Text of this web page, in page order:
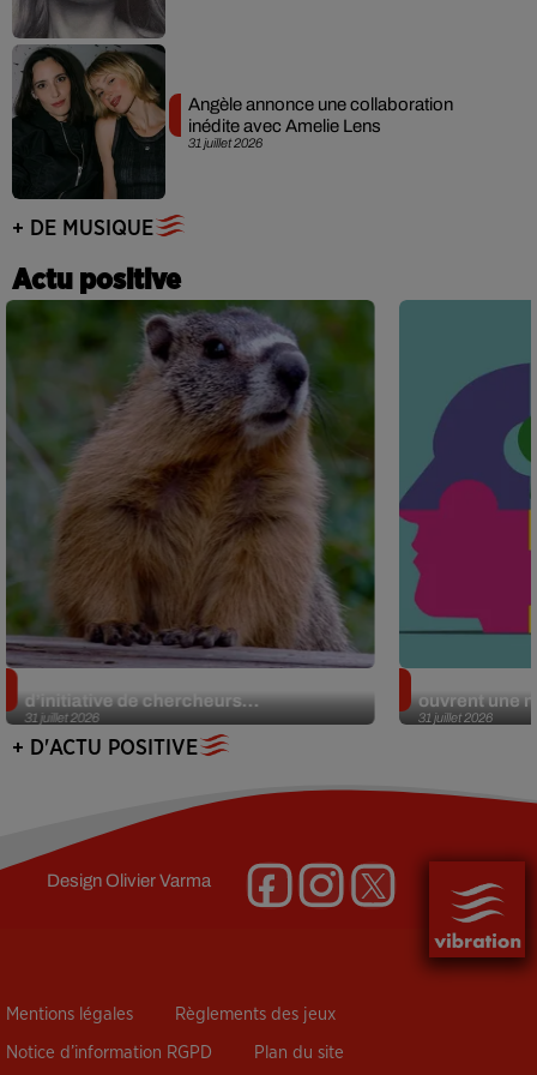
31 juillet 2026
Angèle annonce une collaboration
inédite avec Amelie Lens
+ DE MUSIQUE
Actu positive
31 juillet 2026
d’initiative de chercheurs...
31 juillet 2026
ouvrent une
+ D'ACTU POSITIVE
DesignOlivier Varma
Mentions légales Règlements des jeux
Notice d’information RGPD Plan du site